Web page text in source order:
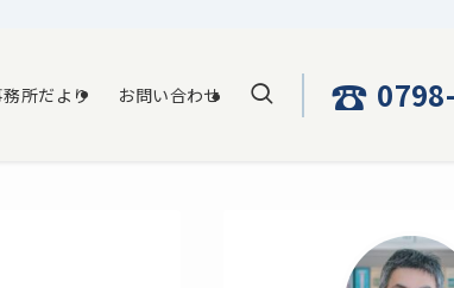
所だより お問い合わせ ☎